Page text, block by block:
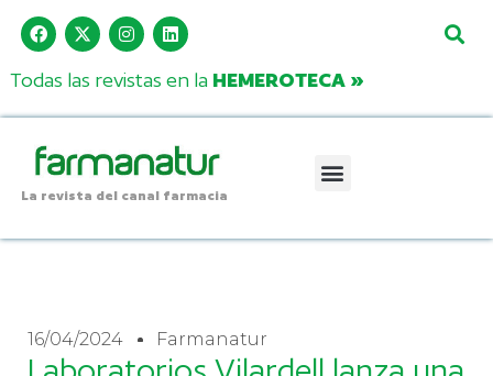
Todas las revistas en la HEMEROTECA »
La revista del canal farmacia
16/04/2024 Farmanatur